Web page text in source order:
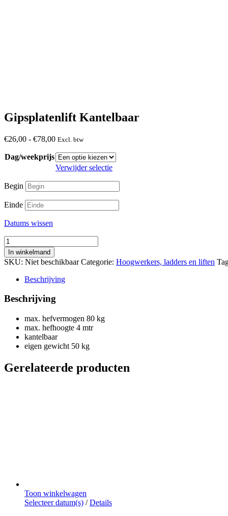
Gipsplatenlift Kantelbaar
€26,00 - €78,00Prijsklasse:
tot
€78,00
Excl. btw
Dag/weekprijs
Verwijder selectie
Begin
Einde
Datums wissen
Gipsplatenlift
Kantelbaar
aantal
In winkelmand
SKU: Niet beschikbaar Categorie: Hoogwerkers, ladders en liften
Beschrijving
Beschrijving
max. hefvermogen 80 kg
max. hefhoogte 4 mtr
kantelbaar
eigen gewicht 50 kg
Gerelateerde producten
Toon winkelwagen
Selecteer datum(s) Dit
/ Details